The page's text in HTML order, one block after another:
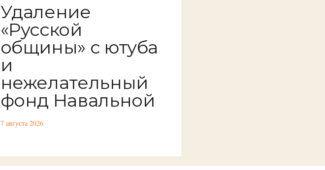
Удаление
«Русской
общины» с ютуба
и
нежелательный
фонд Навальной
7 августа 2026